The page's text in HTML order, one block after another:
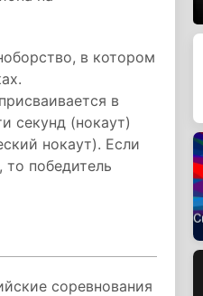
в котором
в
секунд (нокаут)
нокаут). Если
то победитель
соревнования